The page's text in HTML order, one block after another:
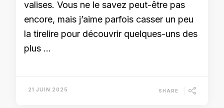
valises. Vous ne le savez peut-être pas
encore, mais j’aime parfois casser un peu
la tirelire pour découvrir quelques-uns des
plus …
21 JUIN 2025 SHARE